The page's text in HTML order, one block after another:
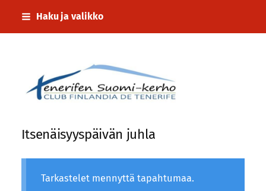
Siirry
sivun
Haku ja valikko
Tenerifen Suomi-kerho
Itsenäisyyspäivän juhla
Tarkastelet mennyttä tapahtumaa.